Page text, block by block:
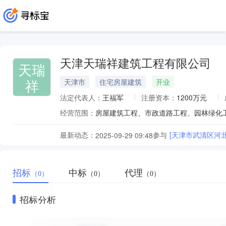
天瑞
祥
天津天瑞祥建筑工程有限公司
天津市 住宅房屋建筑
开业
法定代表人： 王福军 注册资本： 1200万元
经营范围：
最新动态： 2025-09-29 09:48参与 [天津市武清区河
招标 （0） 中标 （0） 代理 （0）
招标分析